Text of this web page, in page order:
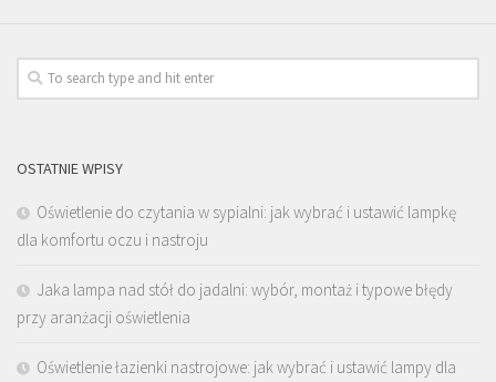
OSTATNIE WPISY
Oświetlenie do czytania w sypialni: jak wybrać i ustawić lampkę
dla komfortu oczu i nastroju
Jaka lampa nad stół do jadalni: wybór, montaż i typowe błędy
przy aranżacji oświetlenia
Oświetlenie łazienki nastrojowe: jak wybrać i ustawić lampy dla